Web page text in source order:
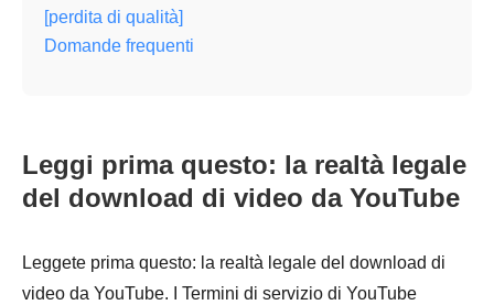
[perdita di qualità]
Domande frequenti
Leggi prima questo: la realtà legale
del download di video da YouTube
Leggete prima questo: la realtà legale del download di
video da YouTube. I Termini di servizio di YouTube